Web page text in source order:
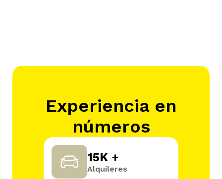
Experiencia en
números
15K +
Alquileres